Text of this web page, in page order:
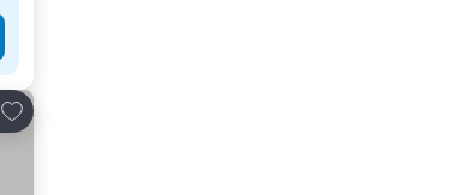
Dodati u favorite